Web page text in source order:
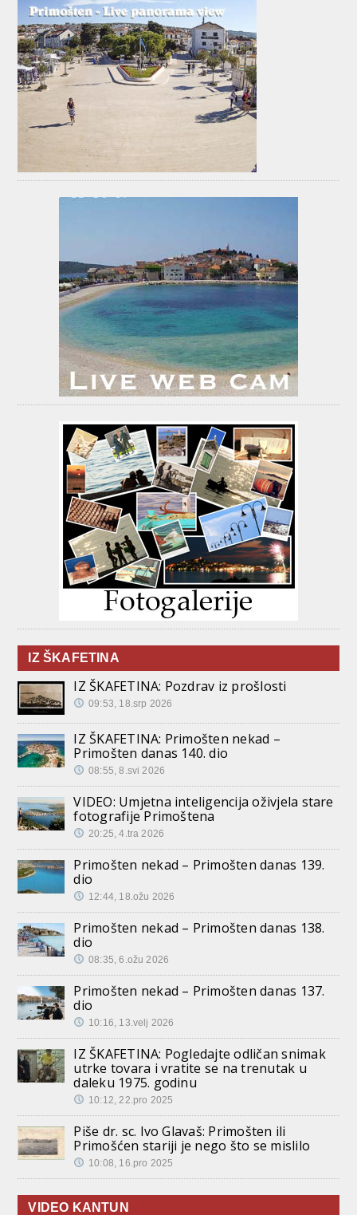
IZ ŠKAFETINA
IZ ŠKAFETINA: Pozdrav iz prošlosti
09:53, 18.srp 2026
IZ ŠKAFETINA: Primošten nekad –
Primošten danas 140. dio
08:55, 8.svi 2026
VIDEO: Umjetna inteligencija oživjela stare
fotografije Primoštena
20:25, 4.tra 2026
Primošten nekad – Primošten danas 139.
dio
12:44, 18.ožu 2026
Primošten nekad – Primošten danas 138.
dio
08:35, 6.ožu 2026
Primošten nekad – Primošten danas 137.
dio
10:16, 13.velj 2026
IZ ŠKAFETINA: Pogledajte odličan snimak
utrke tovara i vratite se na trenutak u
daleku 1975. godinu
10:12, 22.pro 2025
Piše dr. sc. Ivo Glavaš: Primošten ili
Primošćen stariji je nego što se mislilo
10:08, 16.pro 2025
VIDEO KANTUN